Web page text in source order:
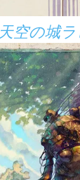
天空の城